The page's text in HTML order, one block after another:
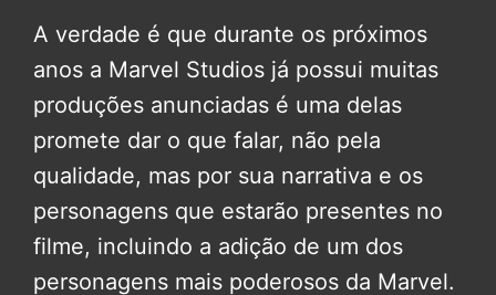
A verdade é que durante os próximos
anos a Marvel Studios já possui muitas
produções anunciadas é uma delas
promete dar o que falar, não pela
qualidade, mas por sua narrativa e os
personagens que estarão presentes no
filme, incluindo a adição de um dos
personagens mais poderosos da Marvel.